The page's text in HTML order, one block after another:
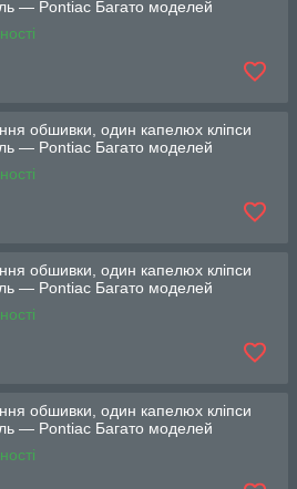
— Pontiac Багато моделей
обшивки, один капелюх кліпси
— Pontiac Багато моделей
обшивки, один капелюх кліпси
— Pontiac Багато моделей
обшивки, один капелюх кліпси
— Pontiac Багато моделей